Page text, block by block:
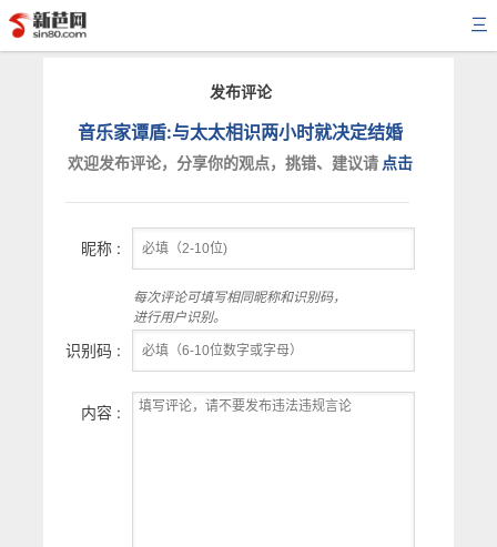
三
发布评论
音乐家谭盾:与太太相识两小时就决定结婚
欢迎发布评论，分享你的观点，挑错、建议请 点击
昵称 :
每次评论可填写相同昵称和识别码，
进行用户识别。
识别码 :
内容 :